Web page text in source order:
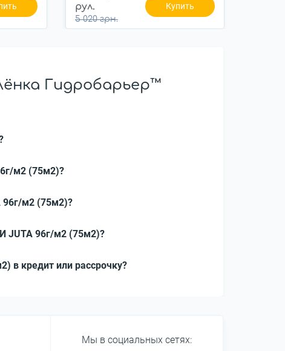
рул.
5 020 грн.
Купить
Гидробарьер™
м2 (75м2)?
96г/м2 (75м2)?
JUTA 96г/м2 (75м2)?
в кредит или рассрочку?
Мы в социальных сетях: